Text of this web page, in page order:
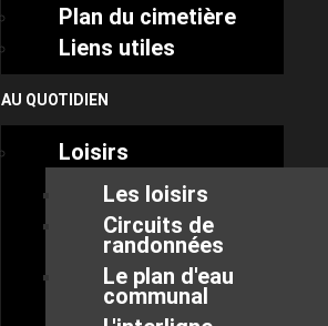
Plan du cimetière
Liens utiles
AU QUOTIDIEN
Loisirs
Les loisirs
Circuits de
randonnées
Le plan d'eau
communal